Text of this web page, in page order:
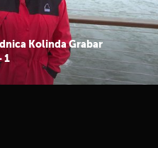
Kolinda Grabar
1